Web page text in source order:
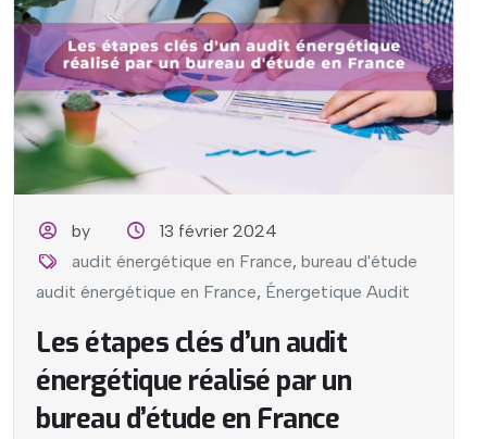
by
13 février 2024
audit énergétique en France,bureau d'étude
audit énergétique en France, Énergetique Audit
Les étapes clés d’un audit
énergétique réalisé par un
bureau d’étude en France